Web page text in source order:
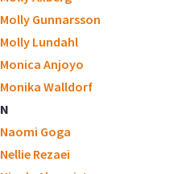
Molly Gunnarsson
Molly Lundahl
Monica Anjoyo
Monika Walldorf
N
Naomi Goga
Nellie Rezaei